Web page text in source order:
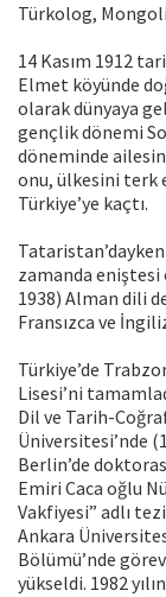
Türkolog,
14 Kasım 1912
Elmet köyünde
olarak dünyaya
gençlik dönemi
döneminde
onu, ülkesini terk
Türkiye’ye kaçtı.
Tataristan’dayken
zamanda eniştesi
1938) Alman dili
Fransızca ve
Türkiye’de
Lisesi’ni
Dil ve Tarih-
Üniversitesi’nde
Berlin’de
Emiri Caca oğlu
Vakfiyesi” adlı
Ankara
Bölümü’nde
yükseldi. 1982